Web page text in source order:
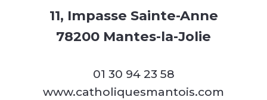
11, Impasse Sainte-Anne
78200 Mantes-la-Jolie
01 30 94 23 58
www.catholiquesmantois.com